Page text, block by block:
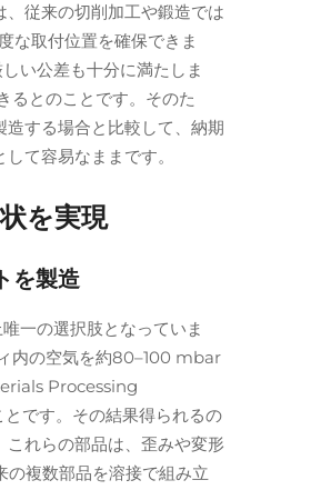
従来の切削加工や鍛造では
な取付位置を確保できま
い公差も十分に満たしま
るとのことです。そのた
する場合と比較して、納期
て容易なままです。
を実現
を製造
一の選択肢となっていま
内の空気を約80–100 mbar
Processing
です。その結果得られるの
れらの部品は、歪みや変形
の複数部品を溶接で組み立